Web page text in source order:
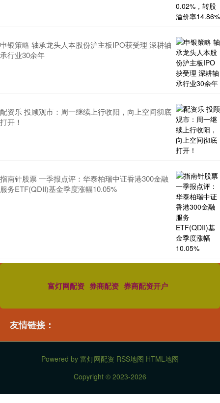
申银策略 轴承龙头人本股份沪主板IPO获受理 深耕轴
承行业30余年
配资乐 投顾观市：周一继续上行收阳，向上空间彻底
打开！
指南针股票 一季报点评：华泰柏瑞中证香港300金融
服务ETF(QDII)基金季度涨幅10.05%
富灯网配资 券商配资 券商配资开户
友情链接：
Powered by 富灯网配资 RSS地图 HTML地图
Copyright © 2023-2026